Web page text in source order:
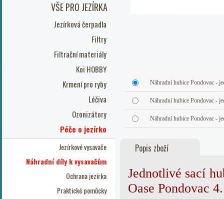
VŠE PRO JEZÍRKA
Jezírková čerpadla
Filtry
Filtrační materiály
Koi HOBBY
Krmení pro ryby
Léčiva
Ozonizátory
Péče o jezírko
Jezírkové vysavače
Náhradní díly k vysavačům
Ochrana jezírka
Praktické pomůcky
Náhradní hubice Pondovac -
Náhradní hubice Pondovac -
Náhradní hubice Pondovac -
Popis zboží
Jednotlivé sací
Oase Pondovac 4.